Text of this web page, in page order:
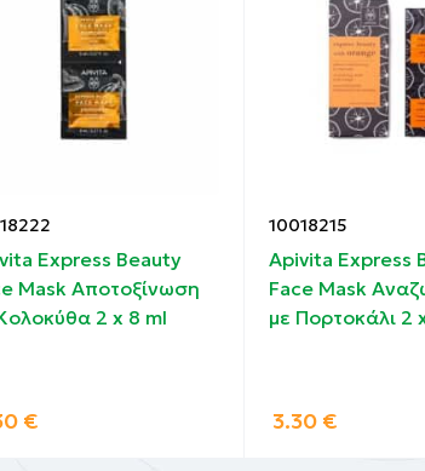
Express Beauty
Mask Αποτοξίνωση
2 x 8 ml
€
10018215
Apivita Express
Face Mask
με Πορτοκάλι 2
3.30 €